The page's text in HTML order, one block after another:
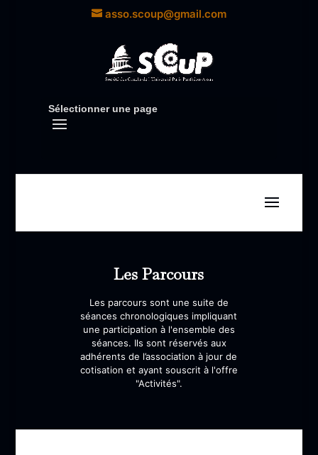
asso.scoup@gmail.com
Sélectionner une page
Les Parcours
Les parcours sont une suite de
séances chronologiques impliquant
une participation à l'ensemble des
séances. Ils sont réservés aux
adhérents de l’association à jour de
cotisation et ayant souscrit à l'offre
"Activités".